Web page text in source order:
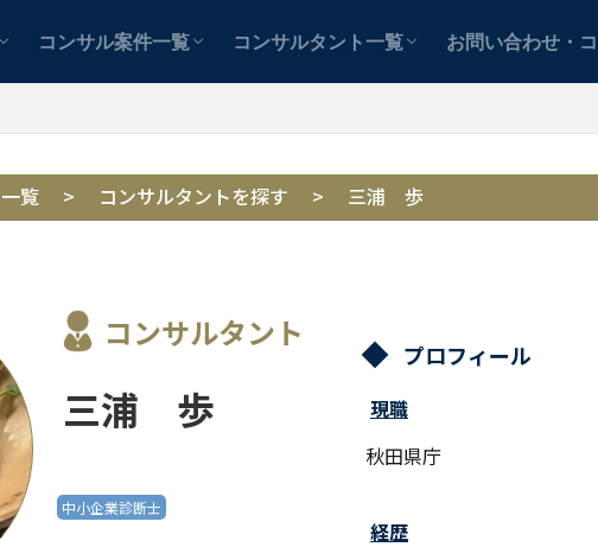
コンサル案件一覧 コンサルタント一覧 お問い合わせ・
覧 > コンサルタントを探す > 三浦 歩
コンサルタント
三浦 歩
中小企業診断士
プロフィール
現職
秋田県庁
経歴